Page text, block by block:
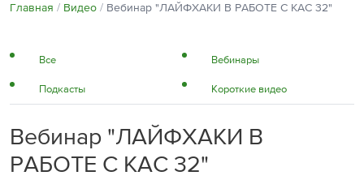
О нас
Качество от лидера рынка
Агросервис
Агроэкспертиза
Полевые опыты
Новости и события
Наши контакты
Главная Видео Вебинар "ЛАЙФХАКИ В РАБОТЕ С КАС 32"
Все Вебинары
Подкасты Короткие видео
Вебинар "ЛАЙФХАКИ В
РАБОТЕ С КАС 32"